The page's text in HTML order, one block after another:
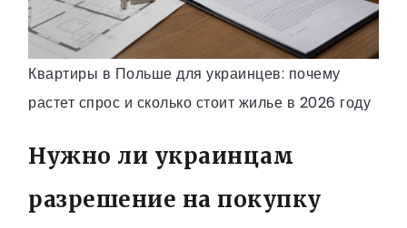
Квартиры в Польше для украинцев: почему
растет спрос и сколько стоит жилье в 2026 году
Нужно ли украинцам
разрешение на покупку